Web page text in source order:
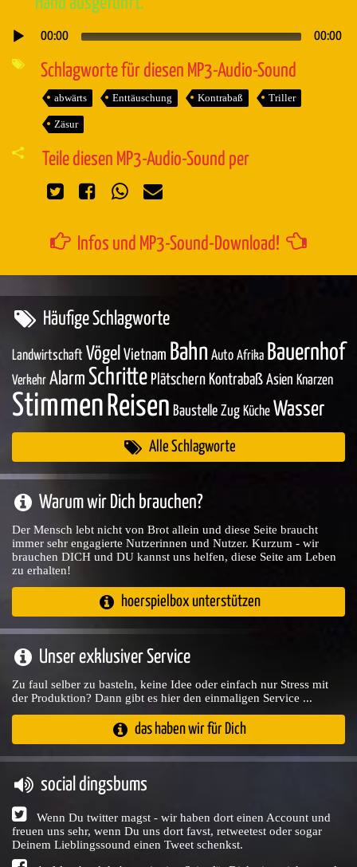
Audio-
00:00 00:00
Schlagworte für diesen MP3-Audio-Sound
abwärts Enttäuschung Kontrabaß Triller
Zäsur
Teile diesen MP3-Audio-Sound per
Infos und MP3-Sound-Download!
Häufige Schlagworte
Landwirtschaft Vögel Vietnam Bahn Auto Afrika Bauernhof
Verkehr Alarm Schritte Plätschern Kontrabaß Asien Knarzen
Stimmen Reisen Baustelle Zug Küche Wasser
Alle Schlagworte
Warum wir Dich brauchen?
Der Mensch lebt nicht von Brot allein und diese Seite braucht
immer sehr engagierte Nutzerinnen und Nutzer. Kurzum - wir
brauchen DICH und DU kannst uns helfen, diese Seite am Leben
zu erhalten!
hoerspielbox unterstützen
Unser exklusiver Service
Zu faul selber zu basteln, keine Idee oder einfach nur Stress mit
der Produktion? Dann gibt es hier den einmaligen Service ...
das haben wir für Dich
social dingsbums
Wenn Du twitter magst - wir haben dort einen Account und
freuen uns sehr, wenn Du uns dort favst, retweetest oder sogar
Deinem Lieblingssound einen Tweet schenkst.